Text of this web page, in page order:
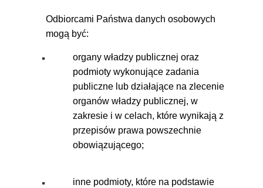
Odbiorcami Państwa danych osobowych
mogą być:
organy władzy publicznej oraz
podmioty wykonujące zadania
publiczne lub działające na zlecenie
organów władzy publicznej, w
zakresie i w celach, które wynikają z
przepisów prawa powszechnie
obowiązującego;
inne podmioty, które na podstawie